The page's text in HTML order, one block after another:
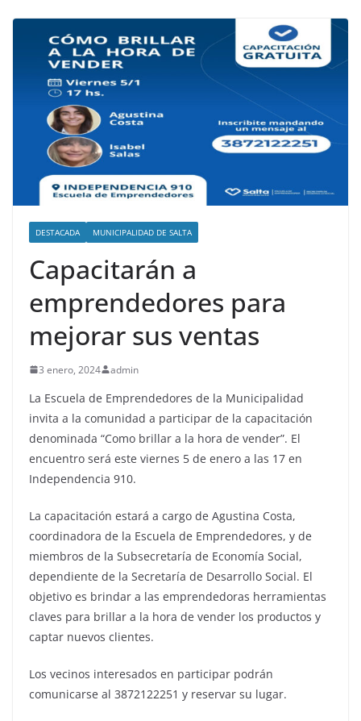
DESTACADA MUNICIPALIDAD DE SALTA
Capacitarán a
emprendedores para
mejorar sus ventas
3 enero, 2024 admin
La Escuela de Emprendedores de la Municipalidad
invita a la comunidad a participar de la capacitación
denominada “Como brillar a la hora de vender”. El
encuentro será este viernes 5 de enero a las 17 en
Independencia 910.
La capacitación estará a cargo de Agustina Costa,
coordinadora de la Escuela de Emprendedores, y de
miembros de la Subsecretaría de Economía Social,
dependiente de la Secretaría de Desarrollo Social. El
objetivo es brindar a las emprendedoras herramientas
claves para brillar a la hora de vender los productos y
captar nuevos clientes.
Los vecinos interesados en participar podrán
comunicarse al 3872122251 y reservar su lugar.